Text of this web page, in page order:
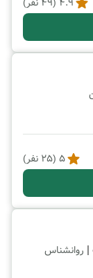
5
(
25 نفر)
| روانشناس